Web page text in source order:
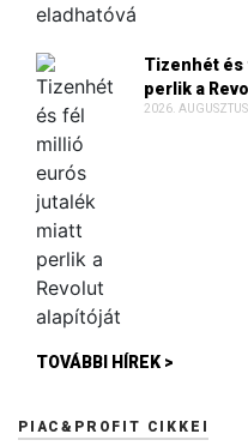
Tizenhét
perlik a
2026.
TOVÁBBI HÍREK >
PIAC&PROFIT CIKKEI